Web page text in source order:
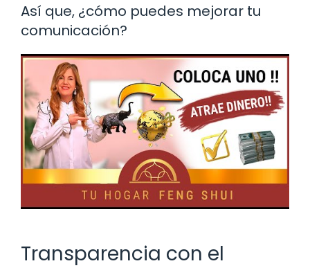
Así que, ¿cómo puedes mejorar tu
comunicación?
Transparencia con el